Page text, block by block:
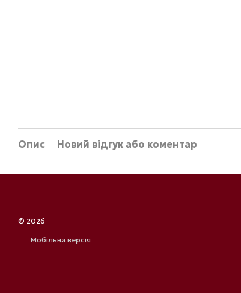
Опис Новий відгук або коментар
© 2026
Мобільна версія